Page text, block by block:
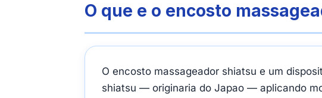
O que e o encosto
O encosto massageador shiatsu e um
shiatsu — originaria do Japao — aplicando